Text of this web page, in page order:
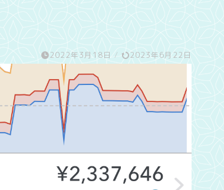
2022年3月18日 / 2023年6月22日